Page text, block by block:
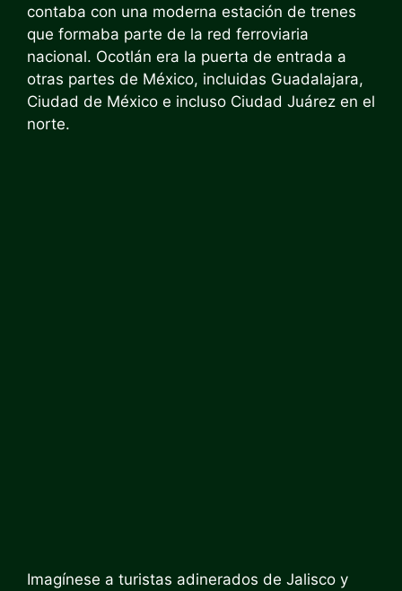
contaba con una moderna estación de trenes
que formaba parte de la red ferroviaria
nacional. Ocotlán era la puerta de entrada a
otras partes de México, incluidas Guadalajara,
Ciudad de México e incluso Ciudad Juárez en el
norte.
Imagínese a turistas adinerados de Jalisco y